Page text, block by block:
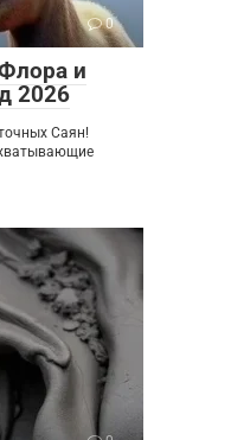
0
и
2026
Саян!